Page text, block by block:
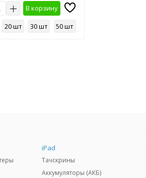
В корзину
20 шт 30 шт 50 шт
iPad
Тачскрины
Аккумуляторы (АКБ)